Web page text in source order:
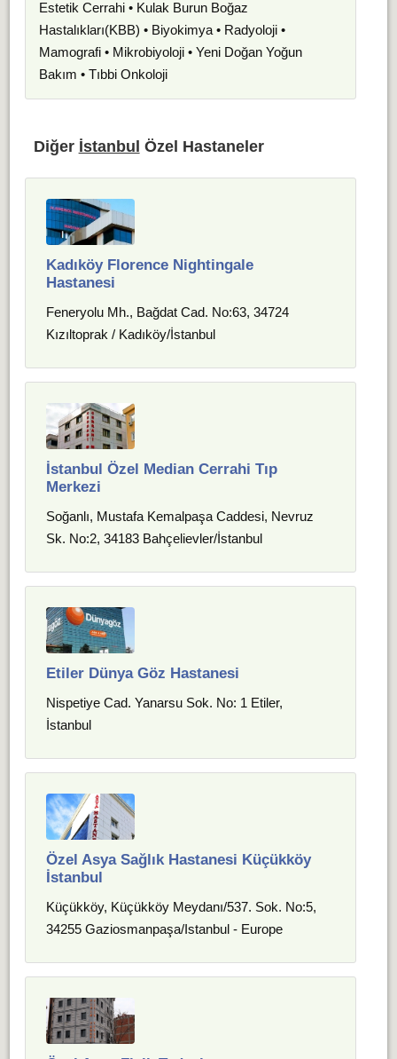
Estetik Cerrahi • Kulak Burun Boğaz
Hastalıkları(KBB) • Biyokimya • Radyoloji •
Mamografi • Mikrobiyoloji • Yeni Doğan Yoğun
Bakım • Tıbbi Onkoloji
Diğer İstanbul Özel Hastaneler
Kadıköy Florence Nightingale
Hastanesi
Feneryolu Mh., Bağdat Cad. No:63, 34724
Kızıltoprak / Kadıköy/İstanbul
İstanbul Özel Median Cerrahi Tıp
Merkezi
Soğanlı, Mustafa Kemalpaşa Caddesi, Nevruz
Sk. No:2, 34183 Bahçelievler/İstanbul
Etiler Dünya Göz Hastanesi
Nispetiye Cad. Yanarsu Sok. No: 1 Etiler,
İstanbul
Özel Asya Sağlık Hastanesi Küçükköy
İstanbul
Küçükköy, Küçükköy Meydanı/537. Sok. No:5,
34255 Gaziosmanpaşa/Istanbul - Europe